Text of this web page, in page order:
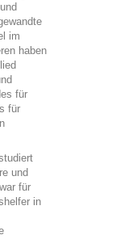
im
haben
für
für
und
für
in